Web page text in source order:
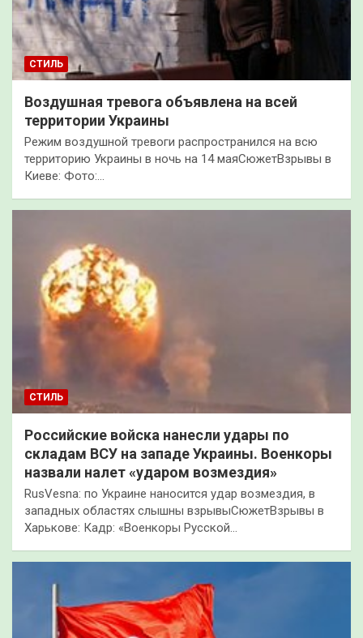
СТИЛЬ
Воздушная тревога объявлена на всей
территории Украины
Режим воздушной тревоги распространился на всю
территорию Украины в ночь на 14 маяСюжетВзрывы в
Киеве: Фото:…
СТИЛЬ
Российские войска нанесли удары по
складам ВСУ на западе Украины. Военкоры
назвали налет «ударом возмездия»
RusVesna: по Украине наносится удар возмездия, в
западных областях слышны взрывыСюжетВзрывы в
Харькове: Кадр: «Военкоры Русской…